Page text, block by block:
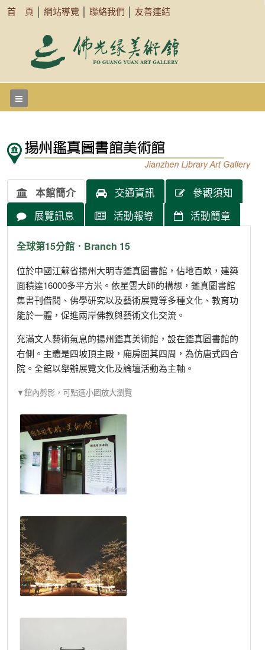
首 頁 網站導覽 聯絡我們 友善連結
本館簡介 交通資訊
參觀須知
展覽訊息
活動報導 活動簡章
全球第15分館．Branch 15
位於中國江蘇省揚州大明寺鑑真圖書館，佔地百畝，建築
面積達16000多平方米。依星雲大師的構想，鑑真圖書館
集書刊借閱、佛學研究以及藝術展覽等多種文化、教育功
能於一體，促進兩岸佛教與藝術文化交流。
充滿文人藝術氣息的揚州鑑真美術館，設在鑑真圖書館的
右側。主體是四坡頂主殿，廂房圍其四周，為仿唐式四合
院。全館以舉辦展覽文化及論壇活動為主軸。
▼館內剪影，可點選小圖放大瀏覽